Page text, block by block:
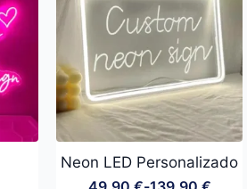
hasta
219,90 €
Neon LED Personalizado